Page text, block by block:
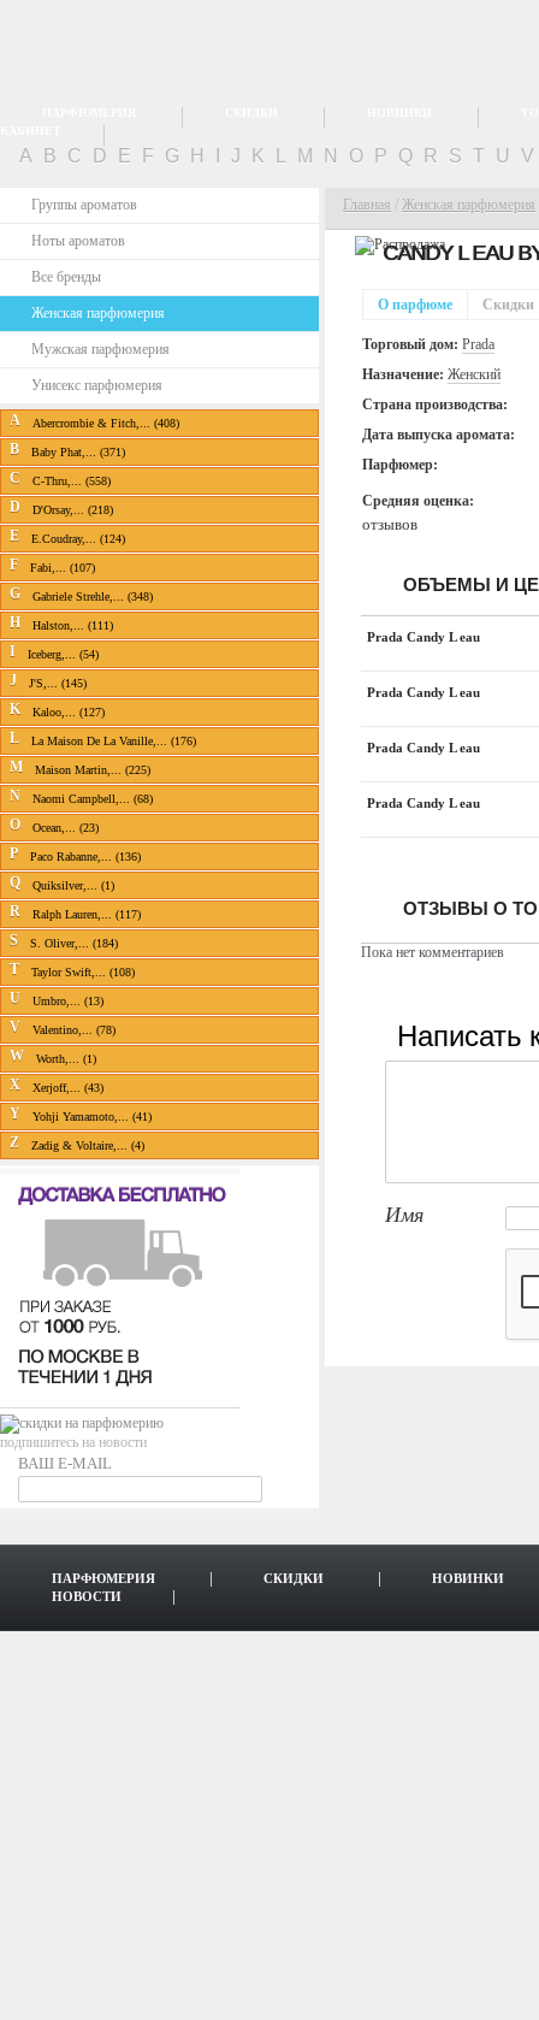
A B C D E F G H J K M N O P Q R S T U V
Группы ароматов
Ноты ароматов
Все бренды
Женская парфюмерия
Мужская парфюмерия
Унисекс парфюмерия
A Abercrombie & Fitch,... (408)
B Baby Phat,... (371)
C C-Thru,... (558)
D D'Orsay,... (218)
E E.Coudray,... (124)
F Fabi,... (107)
G Gabriele Strehle,... (348)
H Halston,... (111)
I Iceberg,... (54)
J J'S,... (145)
K Kaloo,... (127)
L La Maison De La Vanille,... (176)
M Maison Martin,... (225)
N Naomi Campbell,... (68)
O Ocean,... (23)
P Paco Rabanne,... (136)
Q Quiksilver,... (1)
R Ralph Lauren,... (117)
S S. Oliver,... (184)
T Taylor Swift,... (108)
U Umbro,... (13)
V Valentino,... (78)
W Worth,... (1)
X Xerjoff,... (43)
Y Yohji Yamamoto,... (41)
Z Zadig & Voltaire,... (4)
подпишитесь на новости
ВАШ E-MAIL
Главная / Женская парфюмерия
CANDY L EAU
О парфюме
Торговый дом: Prada
Назначение: Женский
Страна производства:
Дата выпуска аромата:
Парфюмер:
Средняя оценка:
отзывов
Скидки
ОБЪЕМЫ И
Prada Candy L eau
Prada Candy L eau
Prada Candy L eau
Prada Candy L eau
ОТЗЫВЫ О
Пока нет комментариев
Написать
Имя
ПАРФЮМЕРИЯ СКИДКИ
НОВИНКИ
НОВОСТИ